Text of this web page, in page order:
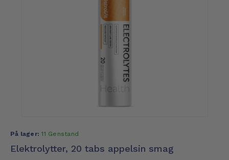
På lager: 11 Genstand
Elektrolytter, 20 tabs appelsin smag